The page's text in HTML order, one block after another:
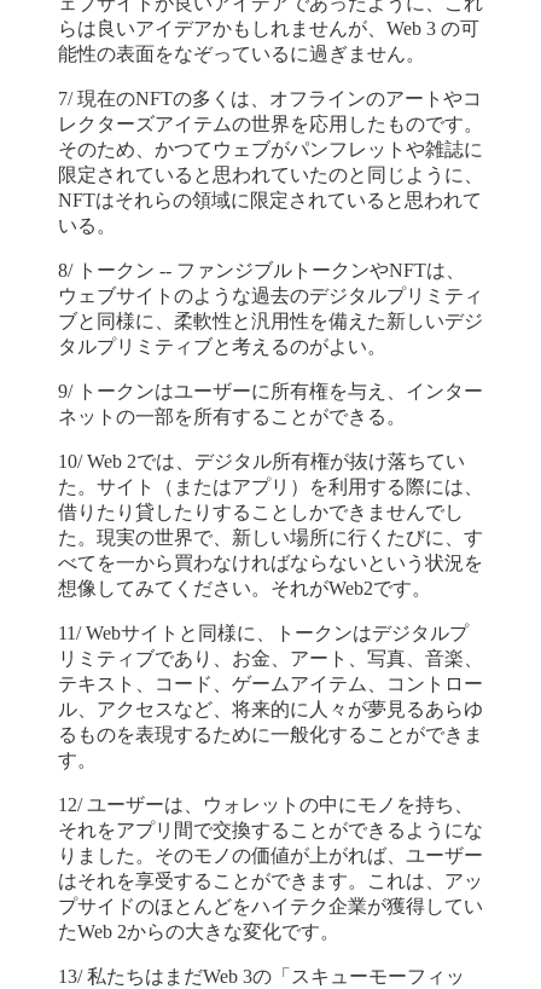
らは良いアイデアかもしれませんが、Web 3 の可
能性の表面をなぞっているに過ぎません。
7/ 現在のNFTの多くは、オフラインのアートやコ
レクターズアイテムの世界を応用したものです。
そのため、かつてウェブがパンフレットや雑誌に
限定されていると思われていたのと同じように、
NFTはそれらの領域に限定されていると思われて
いる。
8/ トークン -- ファンジブルトークンやNFTは、
ウェブサイトのような過去のデジタルプリミティ
ブと同様に、柔軟性と汎用性を備えた新しいデジ
タルプリミティブと考えるのがよい。
9/ トークンはユーザーに所有権を与え、インター
ネットの一部を所有することができる。
10/ Web 2では、デジタル所有権が抜け落ちてい
た。サイト（またはアプリ）を利用する際には、
借りたり貸したりすることしかできませんでし
た。現実の世界で、新しい場所に行くたびに、す
べてを一から買わなければならないという状況を
想像してみてください。それがWeb2です。
11/ Webサイトと同様に、トークンはデジタルプ
リミティブであり、お金、アート、写真、音楽、
テキスト、コード、ゲームアイテム、コントロー
ル、アクセスなど、将来的に人々が夢見るあらゆ
るものを表現するために一般化することができま
す。
12/ ユーザーは、ウォレットの中にモノを持ち、
それをアプリ間で交換することができるようにな
りました。そのモノの価値が上がれば、ユーザー
はそれを享受することができます。これは、アッ
プサイドのほとんどをハイテク企業が獲得してい
たWeb 2からの大きな変化です。
13/ 私たちはまだWeb 3の「スキューモーフィッ